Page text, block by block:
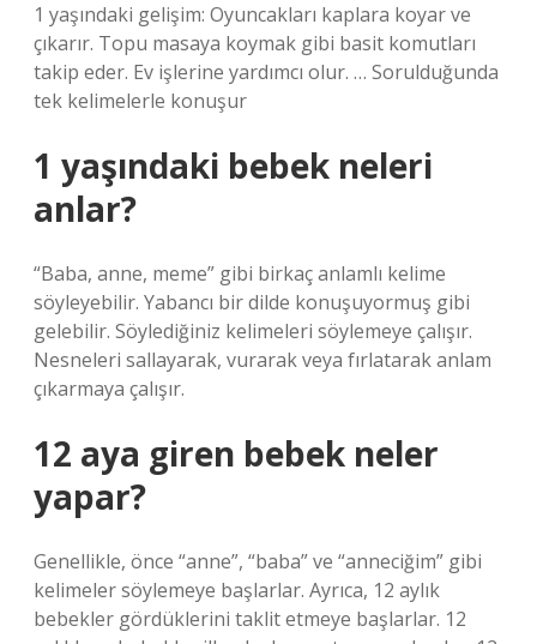
1 yaşındaki gelişim: Oyuncakları kaplara koyar ve
çıkarır. Topu masaya koymak gibi basit komutları
takip eder. Ev işlerine yardımcı olur. … Sorulduğunda
tek kelimelerle konuşur
1 yaşındaki bebek neleri
anlar?
“Baba, anne, meme” gibi birkaç anlamlı kelime
söyleyebilir. Yabancı bir dilde konuşuyormuş gibi
gelebilir. Söylediğiniz kelimeleri söylemeye çalışır.
Nesneleri sallayarak, vurarak veya fırlatarak anlam
çıkarmaya çalışır.
12 aya giren bebek neler
yapar?
Genellikle, önce “anne”, “baba” ve “anneciğim” gibi
kelimeler söylemeye başlarlar. Ayrıca, 12 aylık
bebekler gördüklerini taklit etmeye başlarlar. 12